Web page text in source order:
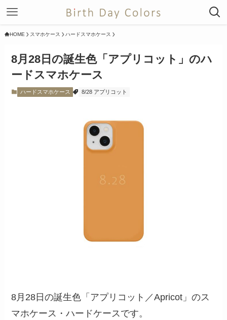
HOME スマホケース ハードスマホケース
8月28日の誕生色「アプリコット」のハ
ードスマホケース
ハードスマホケース 8/28 アプリコット
8月28日の誕生色「アプリコット／Apricot」のス
マホケース・ハードケースです。